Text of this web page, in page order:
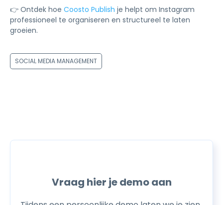
👉 Ontdek hoe Coosto Publish je helpt om Instagram
professioneel te organiseren en structureel te laten
groeien.
SOCIAL MEDIA MANAGEMENT
Vraag hier je demo aan